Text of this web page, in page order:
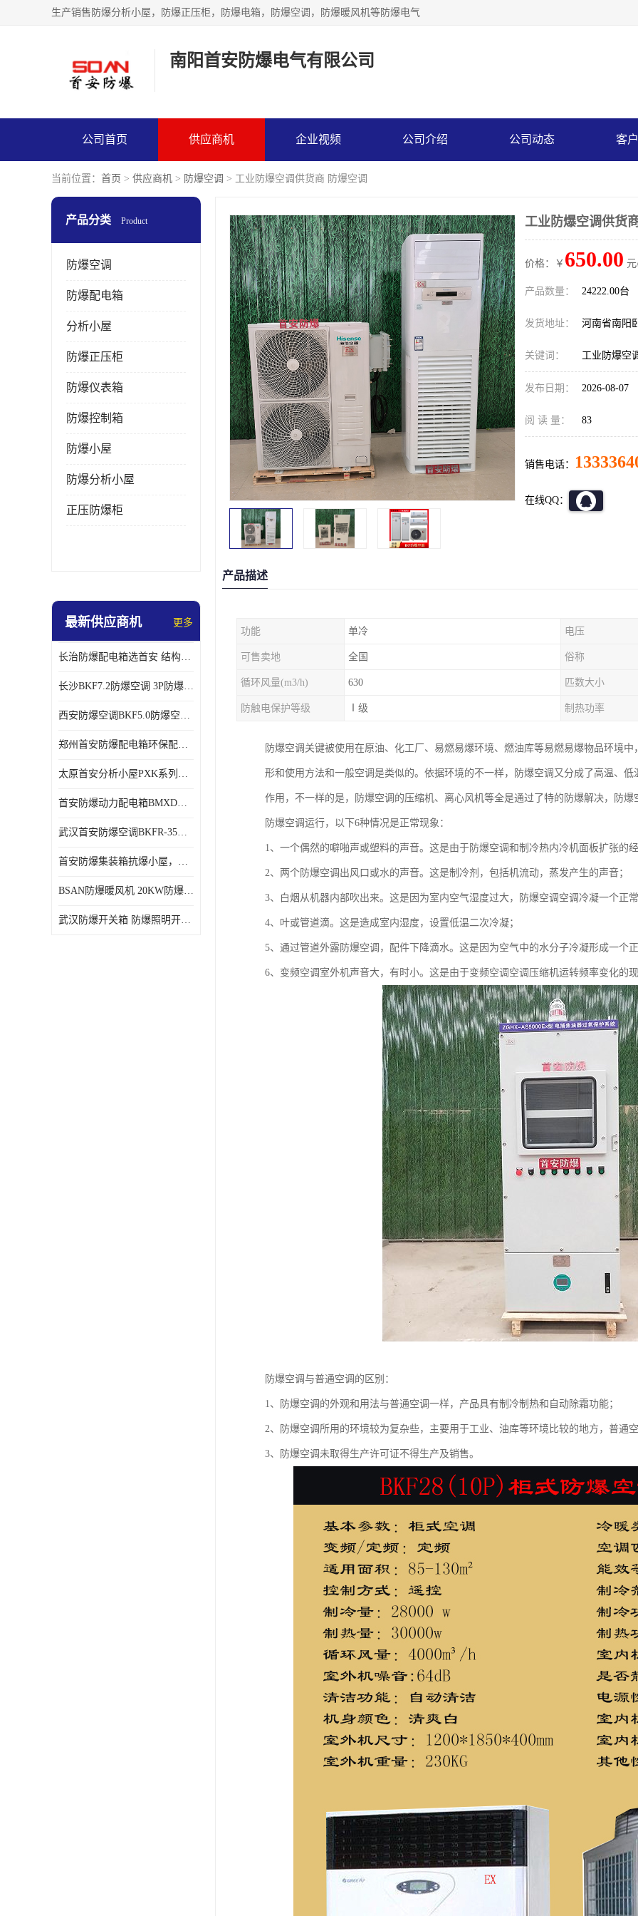
生产销售防爆分析小屋，防爆正压柜，防爆电箱，防爆空调，防爆暖风机等防爆电气
南阳首安防爆电气有限公司
公司首页 供应商机 企业视频 公司介绍 公司动态 客
当前位置： 首页 > 供应商机 > 防爆空调 > 工业防爆空调供货商 防爆空调
产品分类 Product
防爆空调
防爆配电箱
分析小屋
防爆正压柜
防爆仪表箱
防爆控制箱
防爆小屋
防爆分析小屋
正压防爆柜
最新供应商机 更多
长治防爆配电箱选首安 结构紧凑、价格合理、资质齐全
长沙BKF7.2防爆空调 3P防爆空调与普通空调有什么区别
西安防爆空调BKF5.0防爆空调技术参数
郑州首安防爆配电箱环保配套用防爆配电箱
太原首安分析小屋PXK系列在线分析小屋厂家
首安防爆动力配电箱BMXD系列防爆配电箱技术参数
武汉首安防爆空调BKFR-35防爆空调生产厂家
首安防爆集装箱抗爆小屋，危化品暂存间厂家批发
BSAN防爆暖风机 20KW防爆工业暖风机
武汉防爆开关箱 防爆照明开关箱厂家
工业防爆空调供货
价格：￥ 650.00
产品数量： 24222.00台
发货地址： 河南省南阳
关键词： 工业防爆空
发布日期： 2026-08-07
阅 读 量： 83
销售电话：
在线QQ：
产品描述
功能 单冷 电压
可售卖地 全国 俗称
循环风量(m3/h) 630 匹数大小
防触电保护等级 Ⅰ级 制热功率
防爆空调关键被使用在原油、化工厂、易燃易爆环境、燃油库等易燃易爆物品环境
形和使用方法和一般空调是类似的。依据环境的不一样，防爆空调又分成了高温、
作用，不一样的是，防爆空调的压缩机、离心风机等全是通过了特的防爆解决，防爆
防爆空调运行，以下6种情况是正常现象：
1、一个偶然的噼啪声或塑料的声音。这是由于防爆空调和制冷热内冷机面板扩张的
2、两个防爆空调出风口或水的声音。这是制冷剂，包括机流动，蒸发产生的声音；
3、白烟从机器内部吹出来。这是因为室内空气湿度过大，防爆空调空调冷凝一个正
4、叶或管道滴。这是造成室内湿度，设置低温二次冷凝；
5、通过管道外露防爆空调，配件下降滴水。这是因为空气中的水分子冷凝形成一个
6、变频空调室外机声音大，有时小。这是由于变频空调空调压缩机运转频率变化的
防爆空调与普通空调的区别：
1、防爆空调的外观和用法与普通空调一样，产品具有制冷制热和自动除霜功能；
2、防爆空调所用的环境较为复杂些，主要用于工业、油库等环境比较的地方，普通
3、防爆空调未取得生产许可证不得生产及销售。